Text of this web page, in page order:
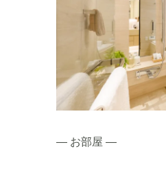
― お部屋 ―